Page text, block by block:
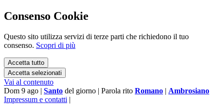
Consenso Cookie
Questo sito utilizza servizi di terze parti che richiedono il tuo
consenso. Scopri di più
Accetta tutto
Accetta selezionati
Vai al contenuto
Dom 9 ago | Santo del giorno | Parola rito Romano | Ambrosiano
Impressum e contatti |